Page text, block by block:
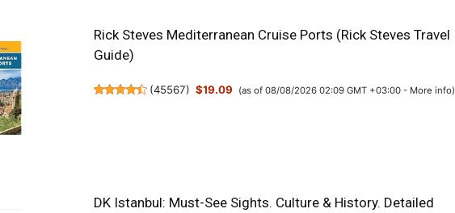
Rick Steves Mediterranean Cruise Ports (Rick Steves Travel
Guide)
(45567) $19.09 (as of 08/08/2026 02:09 GMT +03:00 - More info)
DK Istanbul: Must-See Sights. Culture & History. Detailed